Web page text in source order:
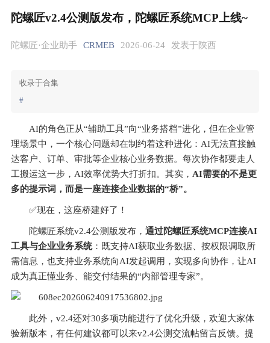
陀螺匠v2.4公测版发布，陀螺匠系统MCP上线~
陀螺匠·企业助手 CRMEB 2026-06-24 发表于陕西
收录于合集
#
AI的角色正从“辅助工具”向“业务搭档”进化，但在企业管
理场景中，一个核心问题却在制约着这种进化：AI无法直接触
达客户、订单、审批等企业核心业务数据。每次协作都要走人
工搬运这一步，AI效率优势大打折扣。其实， AI需要的不是更
多的提示词，而是一座连接企业数据的“桥”。
✅现在，这座桥建好了！
陀螺匠系统v2.4公测版发布， 通过陀螺匠系统MCP连接AI
工具与企业业务系统：既支持AI获取业务数据、按权限调取所
需信息，也支持业务系统向AI发起调用，实现多向协作，让AI
成为真正懂业务、能交付结果的“内部管理专家”。
此外，v2.4还对30多项功能进行了优化升级，欢迎大家体
验新版本，有任何建议都可以来v2.4公测交流帖留言反馈。提